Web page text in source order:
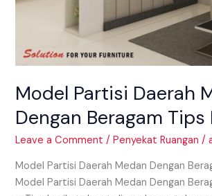
Model Partisi Daerah
Dengan Beragam Tips
Leave a Comment /Penyekat Ruangan /
Model Partisi Daerah Medan Dengan
Model Partisi Daerah Medan Dengan